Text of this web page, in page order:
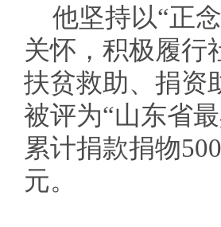
他坚持以“正
关怀，积极履行
扶贫救助、捐资
被评为“山东省
累计捐款捐物
元。